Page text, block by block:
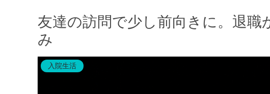
友達の訪問で少し前向きに。退職
み
入院生活